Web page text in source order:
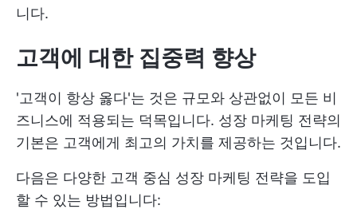
니다.
고객에 대한 집중력 향상
'고객이 항상 옳다'는 것은 규모와 상관없이 모든 비
즈니스에 적용되는 덕목입니다. 성장 마케팅 전략의
기본은 고객에게 최고의 가치를 제공하는 것입니다.
다음은 다양한 고객 중심 성장 마케팅 전략을 도입
할 수 있는 방법입니다: